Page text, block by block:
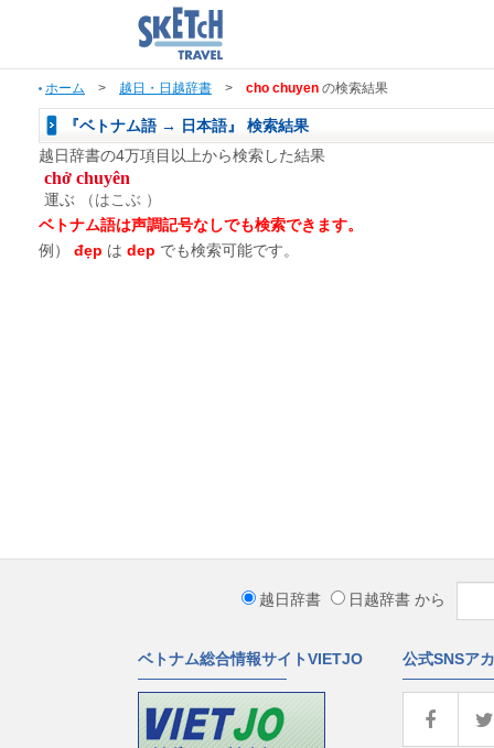
ホーム > 越日・日越辞書 > cho chuyen の検索結果
『ベトナム語 → 日本語』 検索結果
越日辞書の4万項目以上から検索した結果
chở chuyên
運ぶ （はこぶ ）
ベトナム語は声調記号なしでも検索できます。
例）
đẹp は dep でも検索可能です。
越日辞書 日越辞書 から
ベトナム総合情報サイトVIETJO 公式SNSア